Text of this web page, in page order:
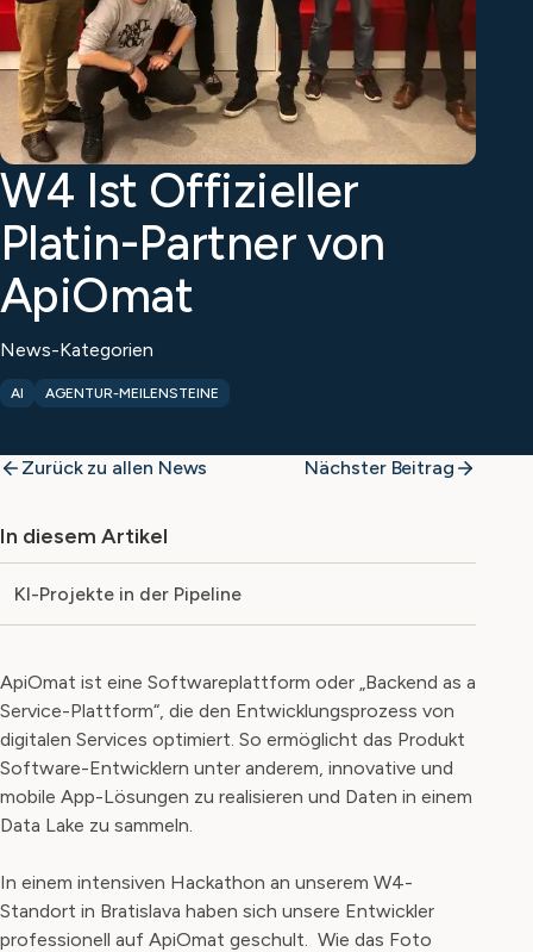
W4 Ist Offizieller
Platin-Partner von
ApiOmat
News-Kategorien
AI AGENTUR-MEILENSTEINE
Zurück zu allen News Nächster Beitrag
ApiOmat ist eine Softwareplattform oder „Backend as a
Service-Plattform“, die den Entwicklungsprozess von
digitalen Services optimiert. So ermöglicht das Produkt
Software-Entwicklern unter anderem, innovative und
mobile App-Lösungen zu realisieren und Daten in einem
Data Lake zu sammeln.
In einem intensiven Hackathon an unserem W4-
Standort in Bratislava haben sich unsere Entwickler
professionell auf ApiOmat geschult. Wie das Foto
In diesem Artikel
KI-Projekte in der Pipeline